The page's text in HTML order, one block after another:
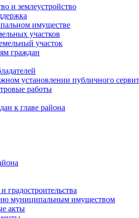
и землеустройство
имуществе
участков
участок
граждан
установлении публичного
работы
к главе района
градостроительства
муниципальным имуществом
акты